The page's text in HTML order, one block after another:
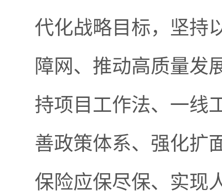
代化战略目标，坚持
障网、推动高质量发
持项目工作法、一线
善政策体系、强化扩
保险应保尽保、实现